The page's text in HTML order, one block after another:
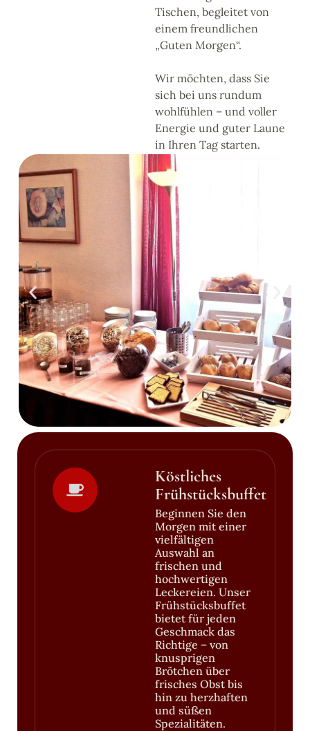
Tischen, begleitet von
einem freundlichen
„Guten Morgen“.
Wir möchten, dass Sie
sich bei uns rundum
wohlfühlen – und voller
Energie und guter Laune
in Ihren Tag starten.
Köstliches
Frühstücksbuffet
Beginnen Sie den
Morgen mit einer
vielfältigen
Auswahl an
frischen und
hochwertigen
Leckereien. Unser
Frühstücksbuffet
bietet für jeden
Geschmack das
Richtige – von
knusprigen
Brötchen über
frisches Obst bis
hin zu herzhaften
und süßen
Spezialitäten.